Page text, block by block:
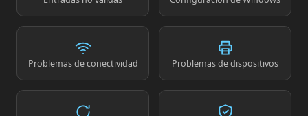
Problemas de conectividad Problemas de dispositivos